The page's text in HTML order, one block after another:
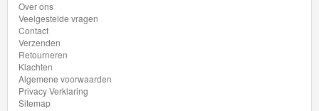
Over ons
Veelgestelde vragen
Contact
Verzenden
Retourneren
Klachten
Algemene voorwaarden
Privacy Verklaring
Sitemap